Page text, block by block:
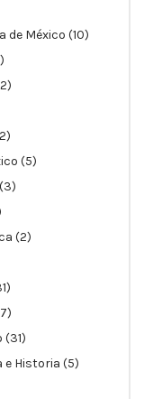
de México (10)
(5)
(3)
(2)
(31)
e Historia (5)